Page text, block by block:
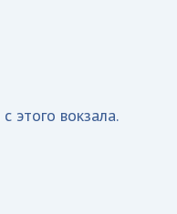
этого вокзала.